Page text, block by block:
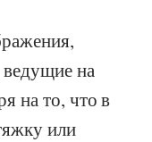
на
на то, что в
или